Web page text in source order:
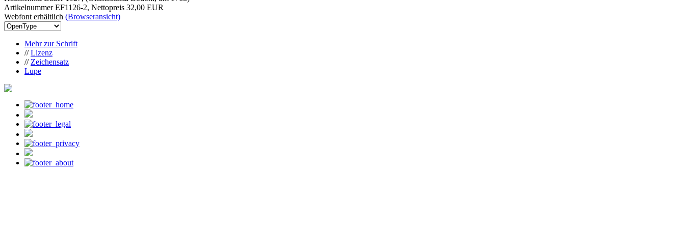
Artikelnummer EF1126-2, Nettopreis 32,00 EUR
Webfont erhältlich (Browseransicht)
Mehr zur Schrift
//Lizenz
// Zeichensatz
Lupe